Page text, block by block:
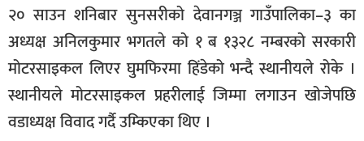
२० साउन शनिबार सुनसरीको देवानगञ्ज गाउँपालिका–३ का
अध्यक्ष अनिलकुमार भगतले को १ ब १३२८ नम्बरको सरकारी
मोटरसाइकल लिएर घुमफिरमा हिंडेको भन्दै स्थानीयले रोके ।
स्थानीयले मोटरसाइकल प्रहरीलाई जिम्मा लगाउन खोजेपछि
वडाध्यक्ष विवाद गर्दै उम्किएका थिए ।